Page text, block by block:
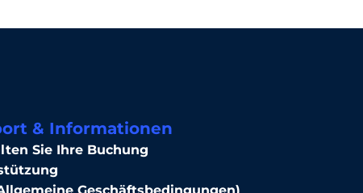
& Informationen
Sie Ihre Buchung